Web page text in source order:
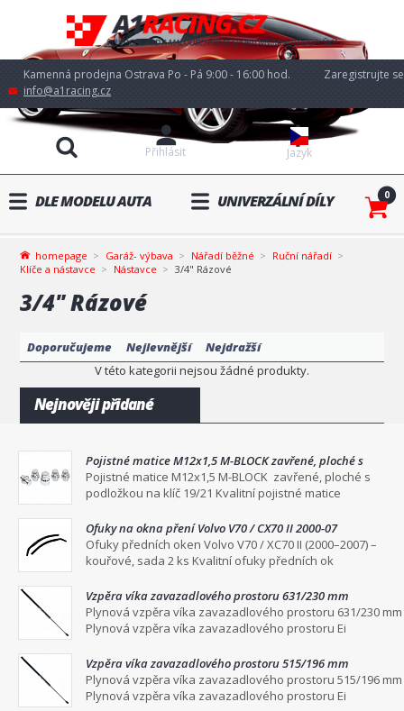
Kamenná prodejna Ostrava Po - Pá 9:00 - 16:00 hod.
info@a1racing.cz
Jazyk
Přihlásit
Zaregistrujte se
DLE MODELU AUTA UNIVERZÁLNÍ DÍLY 0
homepage Garáž- výbava Nářadí běžné
Ruční nářadí
Klíče a nástavce
Nástavce 3/4" Rázové
3/4" Rázové
Doporučujeme Nejlevnější
Nejdražší
V této kategorii nejsou žádné produkty.
Nejnověji přidané
Pojistné matice M12x1,5 M-BLOCK zavřené, ploché s
podložkou na klíč 19/21
Pojistné matice M12x1,5 M-BLOCK zavřené, ploché s
podložkou na klíč 19/21 Kvalitní pojistné matice
Ofuky na okna pření Volvo V70 / CX70 II 2000-07
Ofuky předních oken Volvo V70 / XC70 II (2000–2007) –
kouřové, sada 2 ks Kvalitní ofuky předních ok
Vzpěra víka zavazadlového prostoru 631/230 mm
Plynová vzpěra víka zavazadlového prostoru 631/230 mm
Plynová vzpěra víka zavazadlového prostoru Ei
Vzpěra víka zavazadlového prostoru 515/196 mm
Plynová vzpěra víka zavazadlového prostoru 515/196 mm
Plynová vzpěra víka zavazadlového prostoru Ei